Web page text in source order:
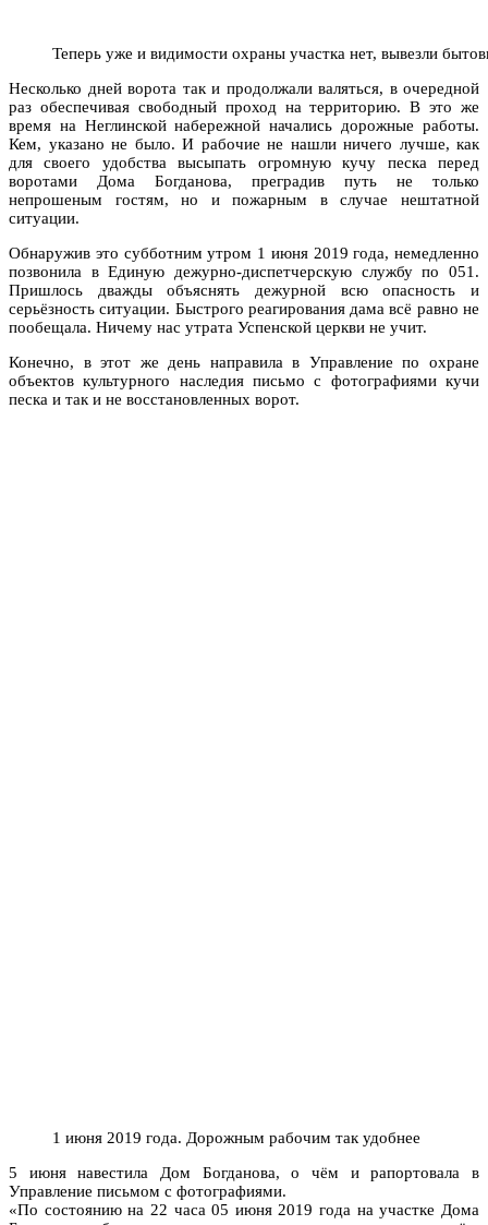
Теперь уже и видимости охраны участка нет, вывезли
Несколько дней ворота так и продолжали валяться, в очередной
раз обеспечивая свободный проход на территорию. В это же
время на Неглинской набережной начались дорожные работы.
Кем, указано не было. И рабочие не нашли ничего лучше, как
для своего удобства высыпать огромную кучу песка перед
воротами Дома Богданова, преградив путь не только
непрошеным гостям, но и пожарным в случае нештатной
ситуации.
Обнаружив это субботним утром 1 июня 2019 года, немедленно
позвонила в Единую дежурно-диспетчерскую службу по 051.
Пришлось дважды объяснять дежурной всю опасность и
серьёзность ситуации. Быстрого реагирования дама всё равно не
пообещала. Ничему нас утрата Успенской церкви не учит.
Конечно, в этот же день направила в Управление по охране
объектов культурного наследия письмо с фотографиями кучи
песка и так и не восстановленных ворот.
1 июня 2019 года. Дорожным рабочим так удобнее
5 июня навестила Дом Богданова, о чём и рапортовала в
Управление письмом с фотографиями.
«По состоянию на 22 часа 05 июня 2019 года на участке Дома